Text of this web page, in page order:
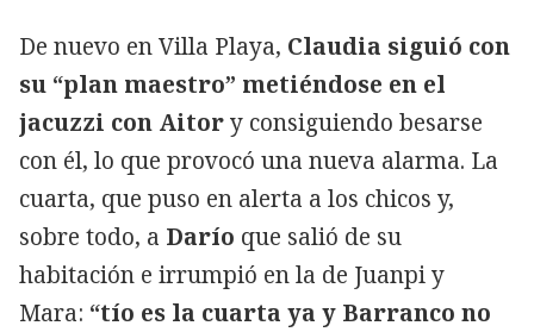
De nuevo en Villa Playa, Claudia siguió con
su “plan maestro” metiéndose en el
jacuzzi con Aitory consiguiendo besarse
con él, lo que provocó una nueva alarma. La
cuarta, que puso en alerta a los chicos y,
sobre todo, a Darío que salió de su
habitación e irrumpió en la de Juanpi y
Mara: “tío es la cuarta ya y Barranco no